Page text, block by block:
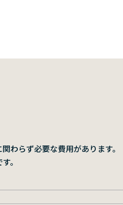
わらず必要な費用があります。
。